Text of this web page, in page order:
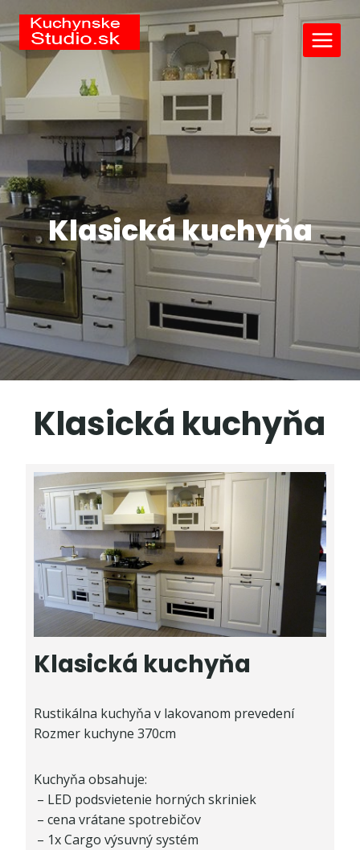
Klasická kuchyňa
Klasická kuchyňa
Klasická kuchyňa
Rustikálna kuchyňa v lakovanom prevedení
Rozmer kuchyne 370cm
Kuchyňa obsahuje:
– LED podsvietenie horných skriniek
– cena vrátane spotrebičov
– 1x Cargo výsuvný systém